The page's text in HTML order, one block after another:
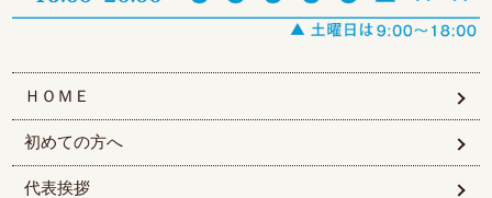
ＨＯＭＥ
初めての方へ
代表挨拶